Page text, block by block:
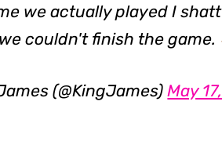
we actually played I
couldn't finish the game.
(@KingJames)May